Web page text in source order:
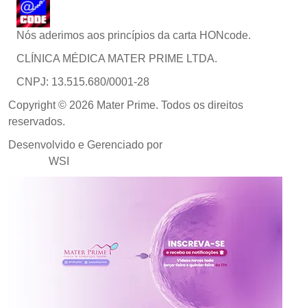
Nós aderimos aos princípios da carta HONcode.
CLÍNICA MÉDICA MATER PRIME LTDA.
CNPJ: 13.515.680/0001-28
Copyright © 2026 Mater Prime. Todos os direitos
reservados.
Desenvolvido e Gerenciado por
WSI